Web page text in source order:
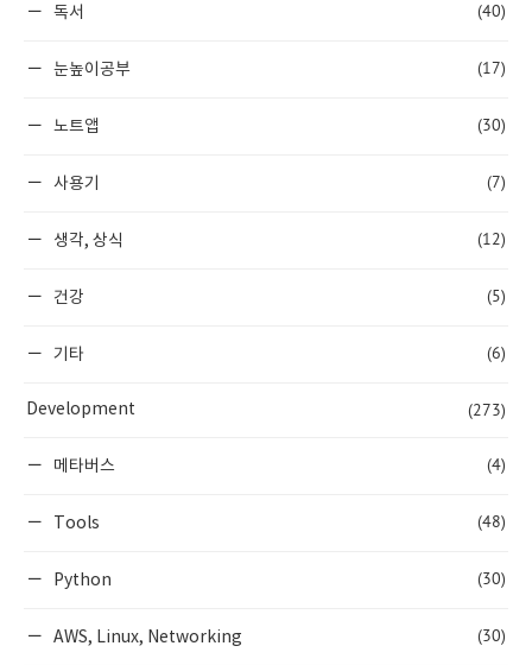
독서 (40)
눈높이공부 (17)
노트앱 (30)
사용기 (7)
생각, 상식 (12)
건강 (5)
기타 (6)
Development (273)
메타버스 (4)
Tools (48)
Python (30)
AWS, Linux, Networking (30)